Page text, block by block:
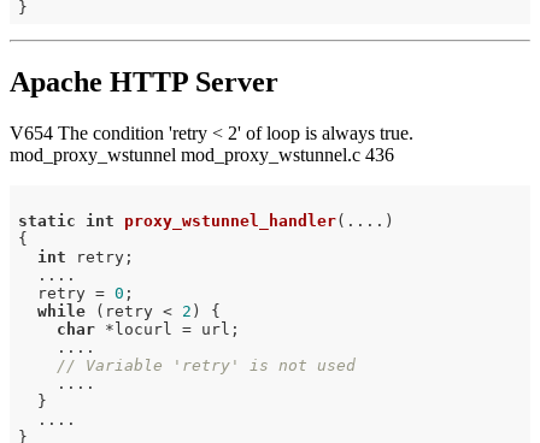
Apache HTTP Server
V654 The condition 'retry < 2' of loop is always true.
mod_proxy_wstunnel mod_proxy_wstunnel.c 436
static int proxy_wstunnel_handler(....)
{
int retry;
  ....
  retry =
0 ;
while (retry < 2 ) {
char *locurl = url;
    ....
// Variable 'retry' is not used
    ....
  }
  ....